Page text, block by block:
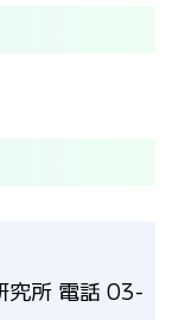
究所 電話 03-